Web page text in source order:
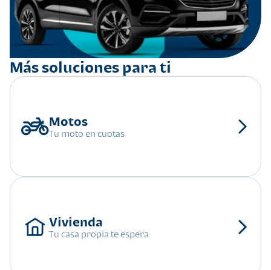
Más soluciones para ti
Tu moto en cuotas
Tu casa propia te espera